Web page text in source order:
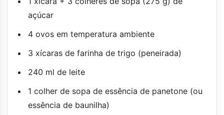
açúcar
4 ovos em temperatura ambiente
3 xícaras de farinha de trigo (peneirada)
240 ml de leite
1 colher de sopa de essência de panetone (ou
essência de baunilha)